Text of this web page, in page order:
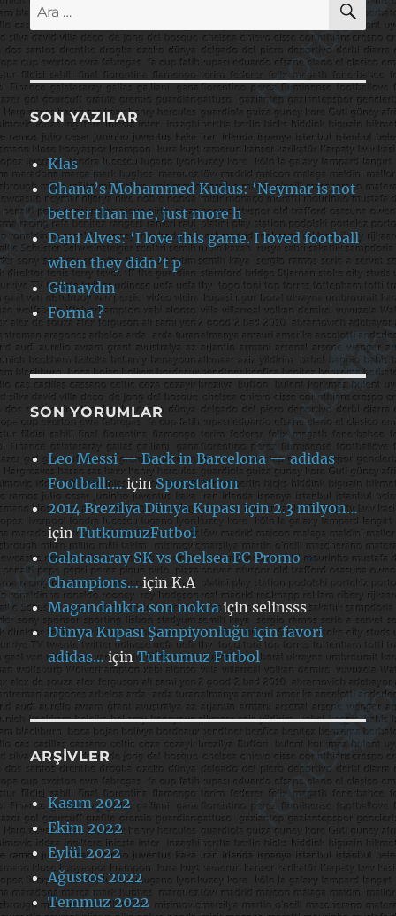
Ara:
SON YAZILAR
Klas
Ghana’s Mohammed Kudus: ‘Neymar is not
better than me, just more h
Dani Alves: ‘I love this game. I loved football
when they didn’t p
Günaydın
Forma ?
SON YORUMLAR
Leo Messi — Back in Barcelona — adidas
Football:…içinSporstation
2014 Brezilya Dünya Kupası için 2.3 milyon…
içinTutkumuzFutbol
Galatasaray SK vs Chelsea FC Promo –
Champions…içinK.A
Magandalıkta son noktaiçinselinsss
Dünya Kupası Şampiyonluğu için favori
adidas… içinTutkumuz Futbol
ARŞIVLER
Kasım 2022
Ekim 2022
Eylül 2022
Ağustos 2022
Temmuz 2022